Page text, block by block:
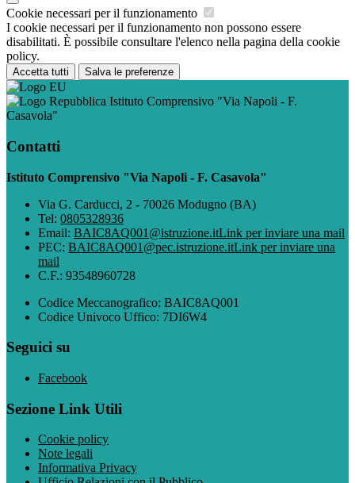
Cookie necessari per il funzionamento
I cookie necessari per il funzionamento non possono essere
disabilitati. È possibile consultare l'elenco nella pagina della cookie
policy.
Accetta tutti Salva le preferenze
Istituto Comprensivo "Via Napoli - F.
Casavola"
Contatti
Istituto Comprensivo "Via Napoli - F. Casavola"
Via G. Carducci, 2 - 70026 Modugno (BA)
Tel: 0805328936
Email: BAIC8AQ001@istruzione.itLink per inviare una mail
PEC: BAIC8AQ001@pec.istruzione.itLink per inviare una
mail
C.F.: 93548960728
Codice Meccanografico: BAIC8AQ001
Codice Univoco Uffico: 7DI6W4
Seguici su
Facebook
Sezione Link Utili
Cookie policy
Note legali
Informativa Privacy